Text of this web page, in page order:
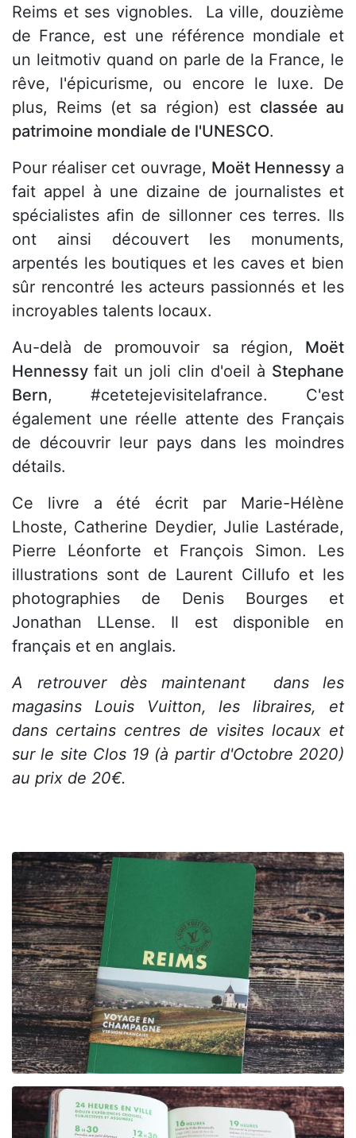
Reims et ses vignobles. La ville, douzième
de France, est une référence mondiale et
un leitmotiv quand on parle de la France, le
rêve, l'épicurisme, ou encore le luxe. De
plus, Reims (et sa région) est classée au
patrimoine mondiale de l'UNESCO.
Pour réaliser cet ouvrage, Moët Hennessya
fait appel à une dizaine de journalistes et
spécialistes afin de sillonner ces terres. Ils
ont ainsi découvert les monuments,
arpentés les boutiques et les caves et bien
sûr rencontré les acteurs passionnés et les
incroyables talents locaux.
Au-delà de promouvoir sa région, Moët
Hennessyfait un joli clin d'oeil à Stephane
Bern, #cetetejevisitelafrance. C'est
également une réelle attente des Français
de découvrir leur pays dans les moindres
détails.
Ce livre a été écrit par Marie-Hélène
Lhoste, Catherine Deydier, Julie Lastérade,
Pierre Léonforte et François Simon. Les
illustrations sont de Laurent Cillufo et les
photographies de Denis Bourges et
Jonathan LLense. Il est disponible en
français et en anglais.
A retrouver dès maintenant dans les
magasins Louis Vuitton, les libraires, et
dans certains centres de visites locaux et
sur le site Clos 19 (à partir d'Octobre 2020)
au prix de 20€.